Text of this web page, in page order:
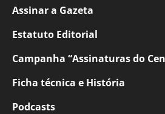
Assinar a Gazeta
Estatuto Editorial
Campanha “Assinaturas do
Ficha técnica e História
Podcasts